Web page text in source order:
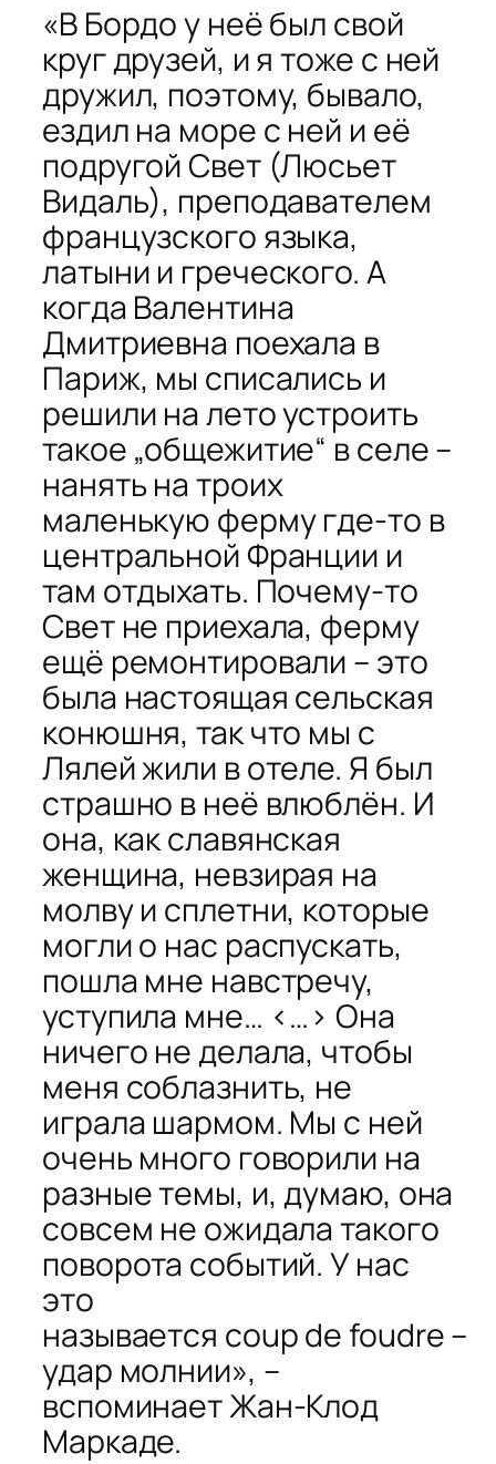
«В Бордо у неё был свой
круг друзей, и я тоже с ней
дружил, поэтому, бывало,
ездил на море с ней и её
подругой Свет (Люсьет
Видаль), преподавателем
французского языка,
латыни и греческого. А
когда Валентина
Дмитриевна поехала в
Париж, мы списались и
решили на лето устроить
такое „общежитие“ в селе –
нанять на троих
маленькую ферму где-то в
центральной Франции и
там отдыхать. Почему-то
Свет не приехала, ферму
ещё ремонтировали – это
была настоящая сельская
конюшня, так что мы с
Лялей жили в отеле. Я был
страшно в неё влюблён. И
она, как славянская
женщина, невзирая на
молву и сплетни, которые
могли о нас распускать,
пошла мне навстречу,
уступила мне… <…> Она
ничего не делала, чтобы
меня соблазнить, не
играла шармом. Мы с ней
очень много говорили на
разные темы, и, думаю, она
совсем не ожидала такого
поворота событий. У нас
это
называется coupdefoudre–
удар молнии», –
вспоминает Жан-Клод
Маркаде.